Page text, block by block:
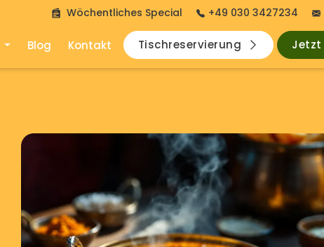
Wöchentliches Special +49 030 3427234
Blog Kontakt Tischreservierung Jetzt